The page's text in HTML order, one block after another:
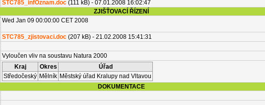
STC785_infOznam.doc (111 kB) - 07.01.2008 16:02:47
ZJIŠŤOVACÍ ŘÍZENÍ
Wed Jan 09 00:00:00 CET 2008
STC785_zjistovaci.doc (207 kB) - 21.02.2008 15:41:31
Vyloučen vliv na soustavu Natura 2000
Kraj Okres
Úřad
Středočeský Mělník Městský úřad Kralupy nad Vltavou
DOKUMENTACE